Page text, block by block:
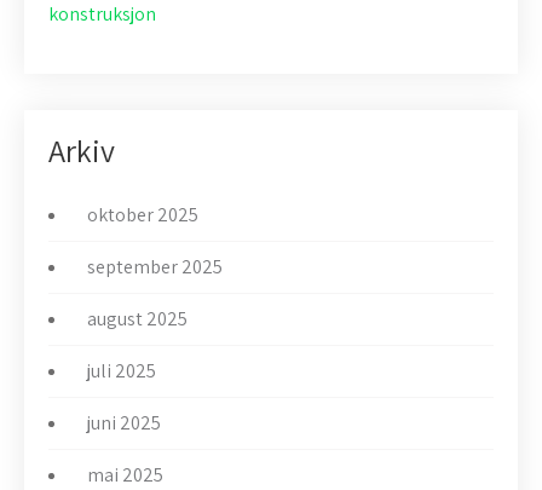
konstruksjon
Arkiv
oktober 2025
september 2025
august 2025
juli 2025
juni 2025
mai 2025